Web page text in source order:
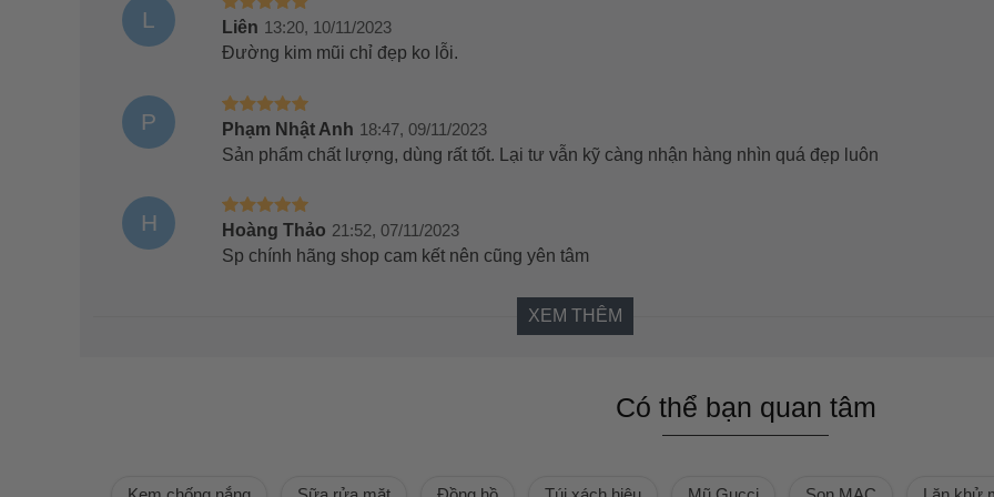
L Liên 13:20, 10/11/2023
Đường kim mũi chỉ đẹp ko lỗi.
P Phạm Nhật Anh 18:47, 09/11/2023
Sản phẩm chất lượng, dùng rất tốt. Lại tư vẫn kỹ càng nhận hàng nhìn quá đẹp luôn
H Hoàng Thảo 21:52, 07/11/2023
Sp chính hãng shop cam kết nên cũng yên tâm
XEM THÊM
Có thể bạn quan tâm